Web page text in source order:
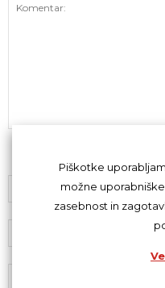
Z oddajo komentarja
Piškotke
možne
zasebnost in